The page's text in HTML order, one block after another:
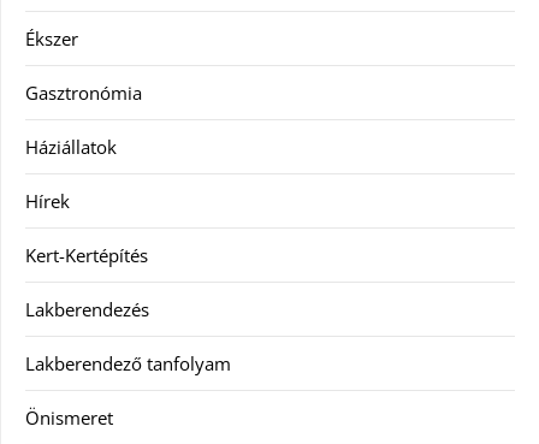
Ékszer
Gasztronómia
Háziállatok
Hírek
Kert-Kertépítés
Lakberendezés
Lakberendező tanfolyam
Önismeret